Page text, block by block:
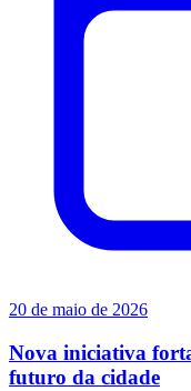
20 de maio de 2026
Nova iniciativa
futuro da cidade